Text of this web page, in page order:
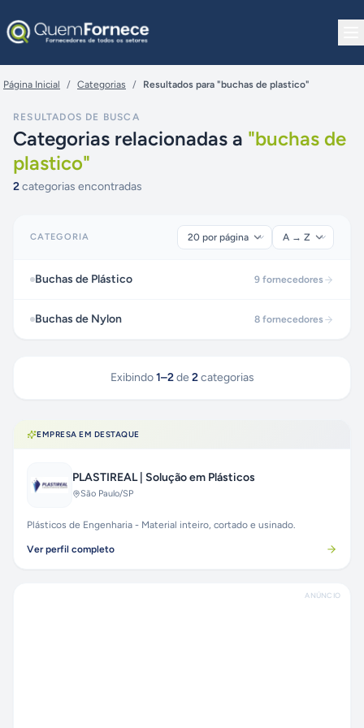
Página Inicial / Categorias / Resultados para "buchas de plastico"
RESULTADOS DE BUSCA
Categorias relacionadas a "buchas de
plastico"
2categorias encontradas
CATEGORIA
Buchas de Plástico 9 fornecedores
Buchas de Nylon 8 fornecedores
Exibindo 1–2 de 2 categorias
EMPRESA EM DESTAQUE
PLASTIREAL | Solução em Plásticos
São Paulo/SP
Plásticos de Engenharia - Material inteiro, cortado e usinado.
Ver perfil completo
ANÚNCIO